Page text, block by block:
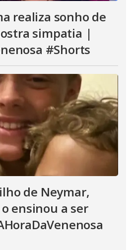
realiza sonho de
simpatia |
#Shorts
de Neymar,
ensinou a ser